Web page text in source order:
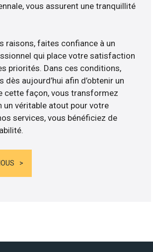
vous assurent une tranquillité
raisons, faites confiance à un
qui place votre satisfaction
priorités. Dans ces conditions,
aujourd’hui afin d’obtenir un
cette façon, vous transformez
un véritable atout pour votre
services, vous bénéficiez de